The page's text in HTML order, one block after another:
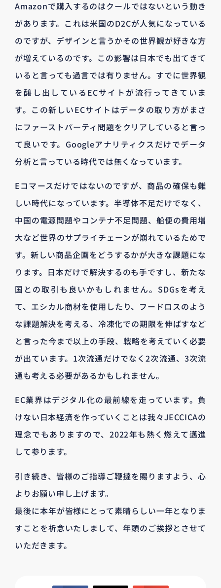
Amazonで購入するのはクールではないという動き
があります。これは米国のD2Cが人気になっている
のですが、デザインと言うかその世界観が好きな方
が増えているのです。この影響は日本でも出てきて
いると言っても過言では有りません。すでに世界観
を醸し出しているECサイトが流行ってきていま
す。この新しいECサイトはデータの取り方がまさ
にファーストパーティ問題をクリアしていると言っ
て良いです。Googleアナリティクスだけでデータ
分析と言っている時代では無くなっています。
Eコマースだけではないのですが、商品の確保も難
しい時代になっています。半導体不足だけでなく、
中国の電源問題やコンテナ不足問題、船便の費用増
大など世界のサプライチェーンが崩れているためで
す。新しい商品企画をどうするかが大きな課題にな
ります。日本だけで解決するのも手ですし、新たな
国との取引も良いかもしれません。SDGsを考え
て、エシカル商材を使用したり、フードロスのよう
な課題解決を考える、冷凍化での期限を伸ばすなど
と言った今まで以上の手段、戦略を考えていく必要
が出ています。1次流通だけでなく2次流通、3次流
通も考える必要があるかもしれません。
EC業界はデジタル化の最前線を走っています。負
けない日本経済を作っていくことは我々JECCICAの
理念でもありますので、2022年も熱く燃えて邁進
して参ります。
引き続き、皆様のご指導ご鞭撻を賜りますよう、心
よりお願い申し上げます。
最後に本年が皆様にとって素晴らしい一年となりま
すことを祈念いたしまして、年頭のご挨拶とさせて
いただきます。